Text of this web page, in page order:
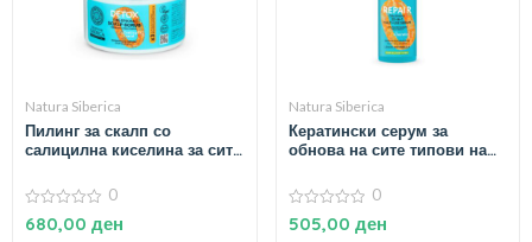
Natura Siberica
Пилинг за скалп со
салицилна киселина за сите
0
од
0
680,00 ден
Natura Siberica
Кератински серум за
обнова на сите типови на
0
од
0
505,00 ден